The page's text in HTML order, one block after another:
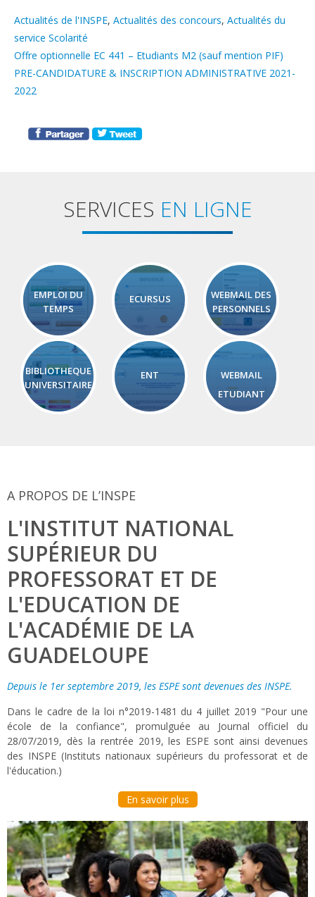
Catégories
Actualités de l'INSPE, Actualités des concours, Actualités du
service Scolarité
Offre optionnelle EC 441 – Etudiants M2 (sauf mention PIF)
PRE-CANDIDATURE & INSCRIPTION ADMINISTRATIVE 2021-
2022
SERVICES EN LIGNE
EMPLOI DU
TEMPS
ECURSUS
WEBMAIL DES
PERSONNELS
BIBLIOTHEQUE
UNIVERSITAIRE
ENT
WEBMAIL
ETUDIANT
A PROPOS DE L’INSPE
L'INSTITUT NATIONAL
SUPÉRIEUR DU
PROFESSORAT ET DE
L'EDUCATION DE
L'ACADÉMIE DE LA
GUADELOUPE
Depuis le 1er septembre 2019, les ESPE sont devenues des INSPE.
Dans le cadre de la loi n°2019-1481 du 4 juillet 2019 "Pour une
école de la confiance", promulguée au Journal officiel du
28/07/2019, dès la rentrée 2019, les ESPE sont ainsi devenues
des INSPE (Instituts nationaux supérieurs du professorat et de
l'éducation.)
En savoir plus